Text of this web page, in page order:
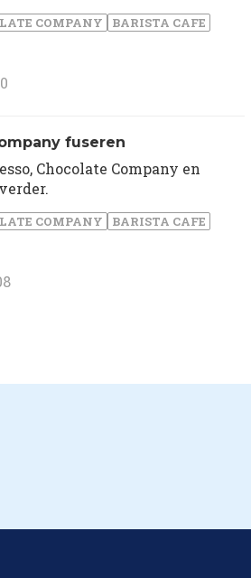
COMPANY
BARISTA CAFE
fuseren
Chocolate Company en
COMPANY
BARISTA CAFE